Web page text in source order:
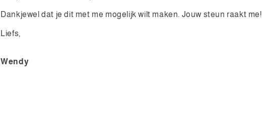
Dankjewel dat je dit met me mogelijk wilt maken. Jouw steun raakt me!
Liefs,
Wendy